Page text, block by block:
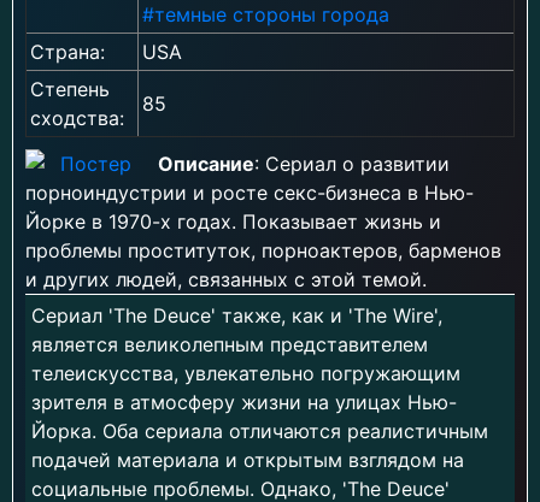
#темные стороны города
Страна:
USA
Степень
сходства:
85
Описание: Сериал о развитии
порноиндустрии и росте секс-бизнеса в Нью-
Йорке в 1970-х годах. Показывает жизнь и
проблемы проституток, порноактеров, барменов
и других людей, связанных с этой темой.
Сериал 'The Deuce' также, как и 'The Wire',
является великолепным представителем
телеискусства, увлекательно погружающим
зрителя в атмосферу жизни на улицах Нью-
Йорка. Оба сериала отличаются реалистичным
подачей материала и открытым взглядом на
социальные проблемы. Однако, 'The Deuce'